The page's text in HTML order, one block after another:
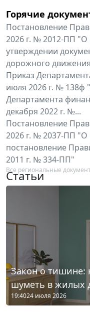
Горячие
Постановление
2026 г. № 2012-ПП "О
утверждении
дорожного
Приказ
июля 2026 г. № 138ф
Департамента
декабря 2022 г. №...
Постановление
2026 г. № 2037-ПП "О
постановление
2011 г. № 334-ПП"
Все региональные
Статьи
Закон о тишине:
шуметь в жилых
19:4024 июля 2026